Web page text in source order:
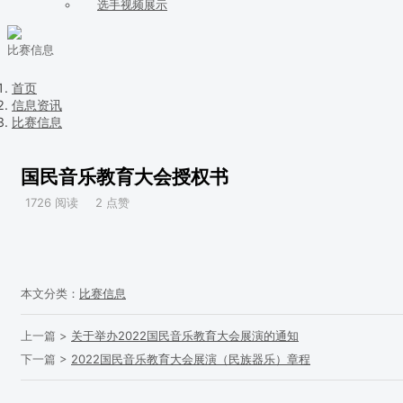
选手视频展示
比赛信息
首页
信息资讯
比赛信息
国民音乐教育大会授权书
1726 阅读 2 点赞
本文分类： 比赛信息
上一篇 > 关于举办2022国民音乐教育大会展演的通知
下一篇 > 2022国民音乐教育大会展演（民族器乐）章程